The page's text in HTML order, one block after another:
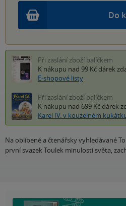
Do
Při zaslání zboží balíčkem
K nákupu nad 99 Kč dárek
E-shopové listy
Při zaslání zboží balíčkem
K nákupu nad 699 Kč dárek
Karel IV. v kouzelném
Na oblíbené a čtenářsky vyhledávané
první svazek Toulek minulostí světa,